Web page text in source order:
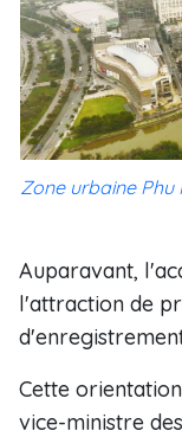
Zone urbaine Phu
Auparavant,
l'attraction de
Cette
vice-ministre